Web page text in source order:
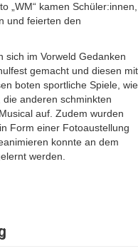
„WM“ kamen Schüler:innen,
und feierten den
sich im Vorweld Gedanken
gemacht und diesen mit
boten sportliche Spiele, wie
anderen schminkten
auf. Zudem wurden
Form einer Fotoaustellung
konnte an dem
werden.